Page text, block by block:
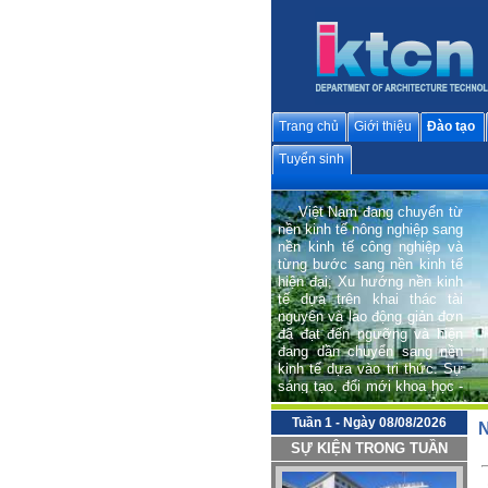
Trang chủ Giới thiệu Đào tạo
Tuyển sinh
Việt Nam đang chuyển từ
nền kinh tế nông nghiệp sang
nền kinh tế công nghiệp và
từng bước sang nền kinh tế
hiện đại; Xu hướng nền kinh
tế dựa trên khai thác tài
nguyên và lao động giản đơn
đã đạt đến ngưỡng và hiện
đang dần chuyển sang nền
kinh tế dựa vào tri thức. Sự
sáng tạo, đổi mới khoa học -
công nghệ và văn hoá trở
thành động lực quan trọng
hàng đầu cho phát triển bền
vững và hội nhập quốc tế.
Trong tiến trình phát triển
chung đó, Bộ môn Kiến trúc
Tuần 1 - Ngày 08/08/2026
SỰ KIỆN TRONG TUẦN